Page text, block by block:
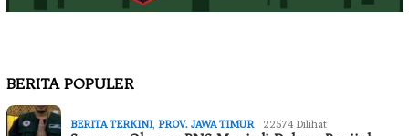
BERITA POPULER
BERITA TERKINI, PROV. JAWA TIMUR 22574 Dilihat